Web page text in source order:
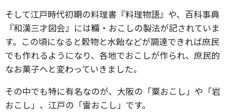
そして江戸時代初期の料理書『料理物語』や、百科事典
『和漢三才図会』には糒・おこしの製法が記されていま
す。この頃になると穀物と水飴などが調達できれば庶民
でも作れるようになり、各地でおこしが作られ、庶民的
なお菓子へと変わっていきました。
その中でも特に有名なのが、大阪の「粟おこし」や「岩
おこし」、江戸の「雷おこし」です。